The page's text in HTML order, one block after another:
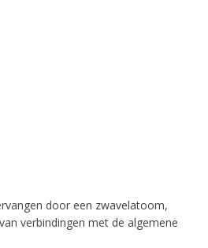
door een zwavelatoom,
verbindingen met de algemene